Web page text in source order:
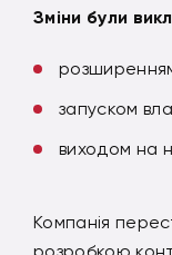
Зміни були
запуском
виходом на
Компанія
розробкою